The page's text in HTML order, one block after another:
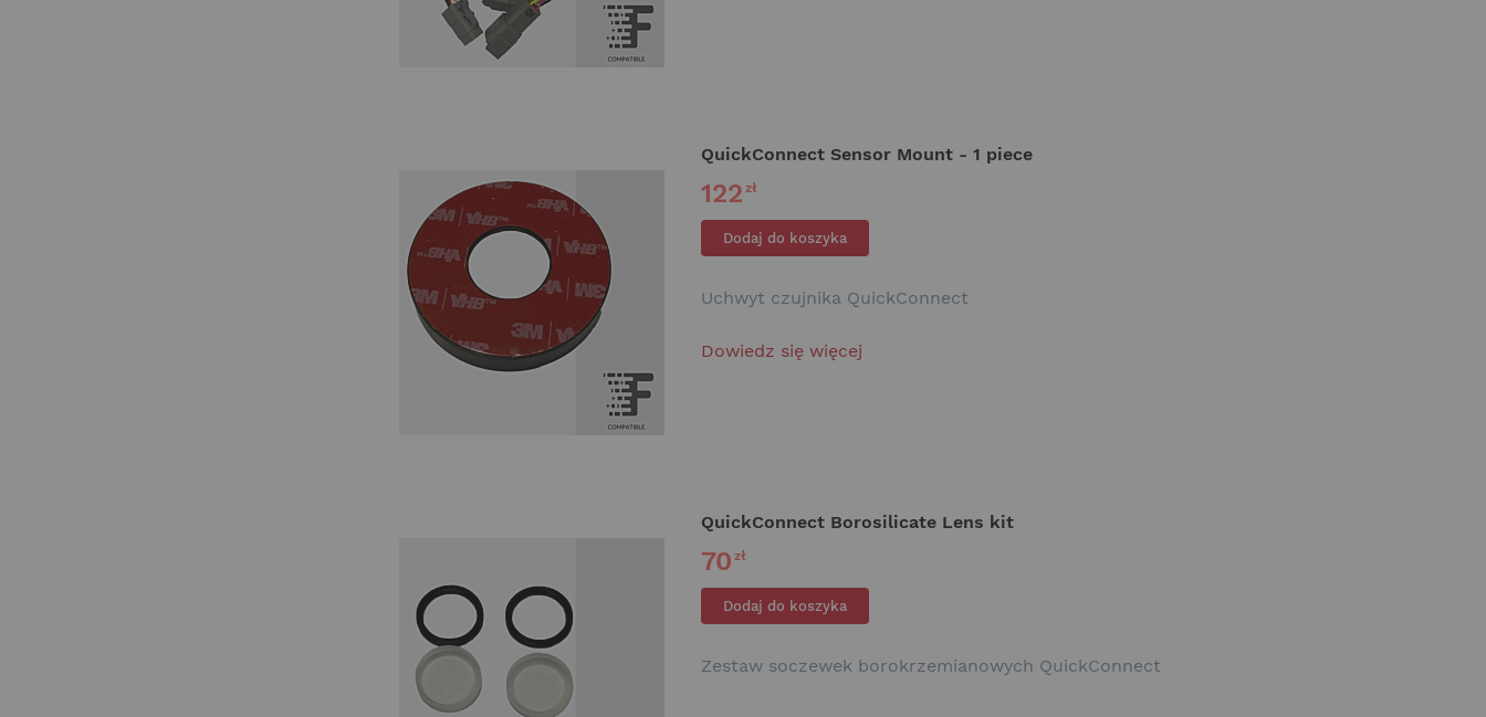
QuickConnect Sensor Mount - 1 piece
122zł
Dodaj do koszyka
Uchwyt czujnika QuickConnect
Dowiedz się więcej
QuickConnect Borosilicate Lens kit
70zł
Dodaj do koszyka
Zestaw soczewek borokrzemianowych QuickConnect